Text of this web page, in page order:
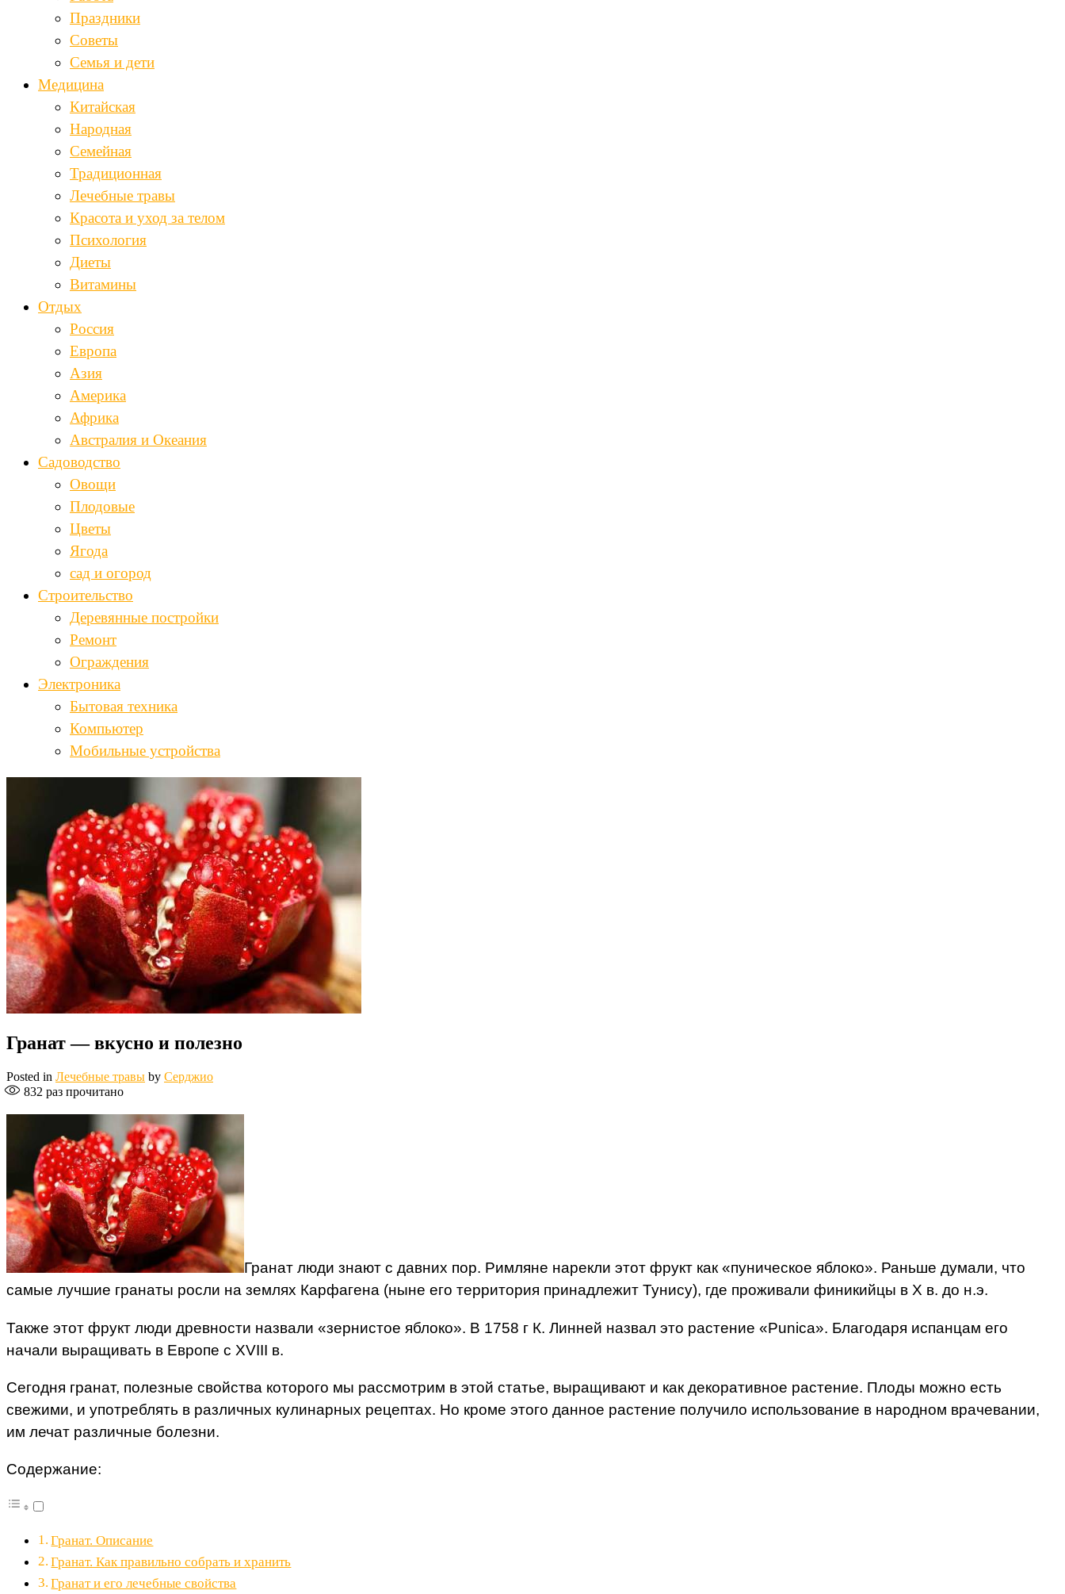
Праздники
Советы
Семья и дети
Медицина
Китайская
Народная
Семейная
Традиционная
Лечебные травы
Красота и уход за телом
Психология
Диеты
Витамины
Отдых
Россия
Европа
Азия
Америка
Африка
Австралия и Океания
Садоводство
Овощи
Плодовые
Цветы
Ягода
сад и огород
Строительство
Деревянные постройки
Ремонт
Ограждения
Электроника
Бытовая техника
Компьютер
Мобильные устройства
Гранат — вкусно и полезно
Posted in Лечебные травы by Серджио
832 раз прочитано
Гранат люди знают с давних пор. Римляне нарекли этот фрукт как «пуническое яблоко». Раньше думали, что
самые лучшие гранаты росли на землях Карфагена (ныне его территория принадлежит Тунису), где проживали финикийцы в X в. до н.э.
Также этот фрукт люди древности назвали «зернистое яблоко». В 1758 г К. Линней назвал это растение «Punica». Благодаря испанцам его
начали выращивать в Европе с XVIII в.
Сегодня гранат, полезные свойства которого мы рассмотрим в этой статье, выращивают и как декоративное растение. Плоды можно есть
свежими, и употреблять в различных кулинарных рецептах. Но кроме этого данное растение получило использование в народном врачевании,
им лечат различные болезни.
Содержание:
Гранат. Описание
Гранат. Как правильно собрать и хранить
Гранат и его лечебные свойства